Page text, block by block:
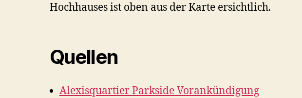
Hochhauses ist oben aus der Karte ersichtlich.
Quellen
Alexisquartier Parkside Vorankündigung